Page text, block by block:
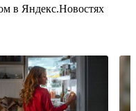
в Яндекс.Новостях